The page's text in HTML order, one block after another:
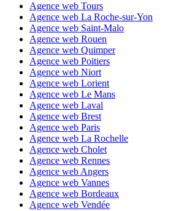
Agence web Tours
Agence web La Roche-sur-Yon
Agence web Saint-Malo
Agence web Rouen
Agence web Quimper
Agence web Poitiers
Agence web Niort
Agence web Lorient
Agence web Le Mans
Agence web Laval
Agence web Brest
Agence web Paris
Agence web La Rochelle
Agence web Cholet
Agence web Rennes
Agence web Angers
Agence web Vannes
Agence web Bordeaux
Agence web Vendée